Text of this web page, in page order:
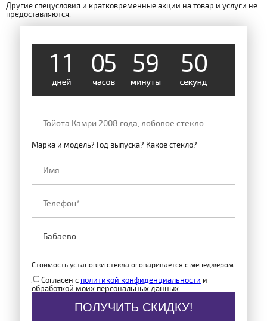
Другие спецусловия и кратковременные акции на товар и услуги не
предоставляются.
1 1 05 59
50
Марка и модель? Год выпуска? Какое стекло?
Стоимость установки стекла оговаривается с менеджером
Согласен с политикой конфиденциальности и
обработкой моих персональных данных
ПОЛУЧИТЬ СКИДКУ!